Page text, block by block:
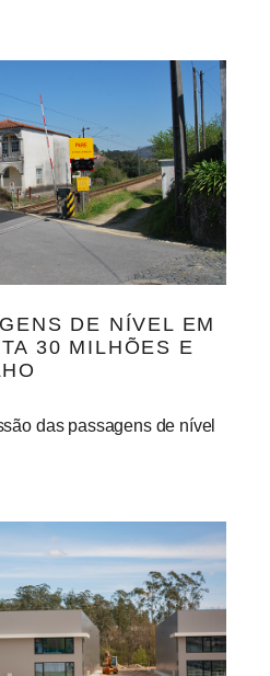
DE NÍVEL EM
30 MILHÕES E
das passagens de nível